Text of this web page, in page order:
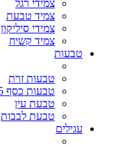
צמידי רגל
צמיד טבעת
צמידי סיליקון
צמיד קשיח
טבעות
טבעות זרת
טבעות כסף 925
טבעת עין
טבעת לבבות
עגילים